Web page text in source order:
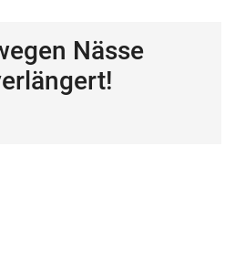
Nässe